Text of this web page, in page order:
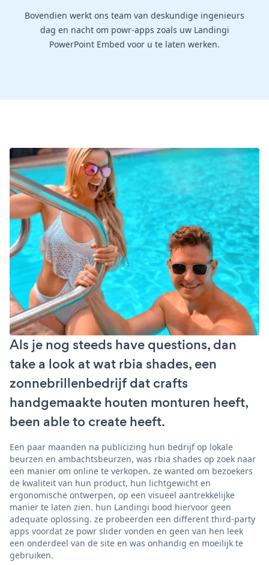
Bovendien werkt ons team van deskundige ingenieurs
dag en nacht om powr-apps zoals uw Landingi
PowerPoint Embed voor u te laten werken.
Als je nog steeds have questions, dan
take a look at wat rbia shades, een
zonnebrillenbedrijf dat crafts
handgemaakte houten monturen heeft,
been able to create heeft.
Een paar maanden na publicizing hun bedrijf op lokale
beurzen en ambachtsbeurzen, was rbia shades op zoek naar
een manier om online te verkopen. ze wanted om bezoekers
de kwaliteit van hun product, hun lichtgewicht en
ergonomische ontwerpen, op een visueel aantrekkelijke
manier te laten zien. hun Landingi bood hiervoor geen
adequate oplossing. ze probeerden een different third-party
apps voordat ze powr slider vonden en geen van hen leek
een onderdeel van de site en was onhandig en moeilijk te
gebruiken.